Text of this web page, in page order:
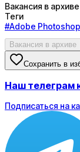
Вакансия в архиве
Теги
#Adobe Photoshop
Вакансия в архиве
Сохранить в
Наш телеграм
Подписаться на